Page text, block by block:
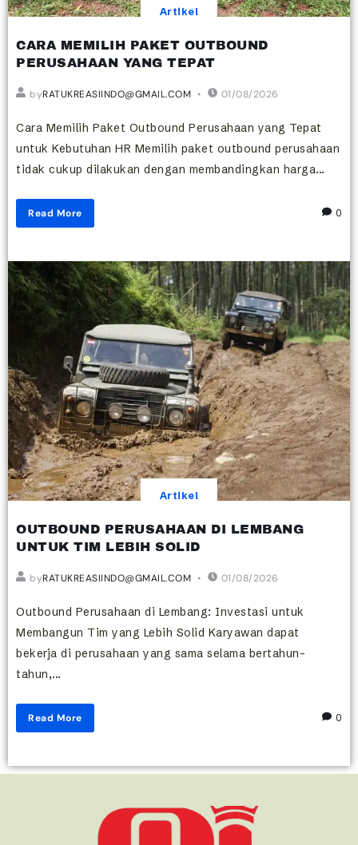
Artikel
CARA MEMILIH PAKET OUTBOUND
PERUSAHAAN YANG TEPAT
byRATUKREASIINDO@GMAIL.COM 01/08/2026
Cara Memilih Paket Outbound Perusahaan yang Tepat
untuk Kebutuhan HR Memilih paket outbound perusahaan
tidak cukup dilakukan dengan membandingkan harga...
Read More 0
Artikel
OUTBOUND PERUSAHAAN DI LEMBANG
UNTUK TIM LEBIH SOLID
byRATUKREASIINDO@GMAIL.COM 01/08/2026
Outbound Perusahaan di Lembang: Investasi untuk
Membangun Tim yang Lebih Solid Karyawan dapat
bekerja di perusahaan yang sama selama bertahun-
tahun,...
Read More 0